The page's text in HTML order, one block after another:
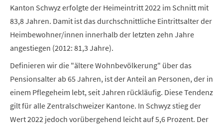
Kanton Schwyz erfolgte der Heimeintritt 2022 im Schnitt mit
83,8 Jahren. Damit ist das durchschnittliche Eintrittsalter der
Heimbewohner/innen innerhalb der letzten zehn Jahre
angestiegen (2012: 81,3 Jahre).
Definieren wir die "ältere Wohnbevölkerung" über das
Pensionsalter ab 65 Jahren, ist der Anteil an Personen, der in
einem Pflegeheim lebt, seit Jahren rückläufig. Diese Tendenz
gilt für alle Zentralschweizer Kantone. In Schwyz stieg der
Wert 2022 jedoch vorübergehend leicht auf 5,6 Prozent. Der